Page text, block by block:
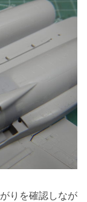
りを確認しなが